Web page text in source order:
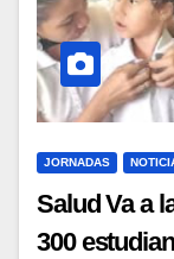
JORNADAS
Salud Va a
300